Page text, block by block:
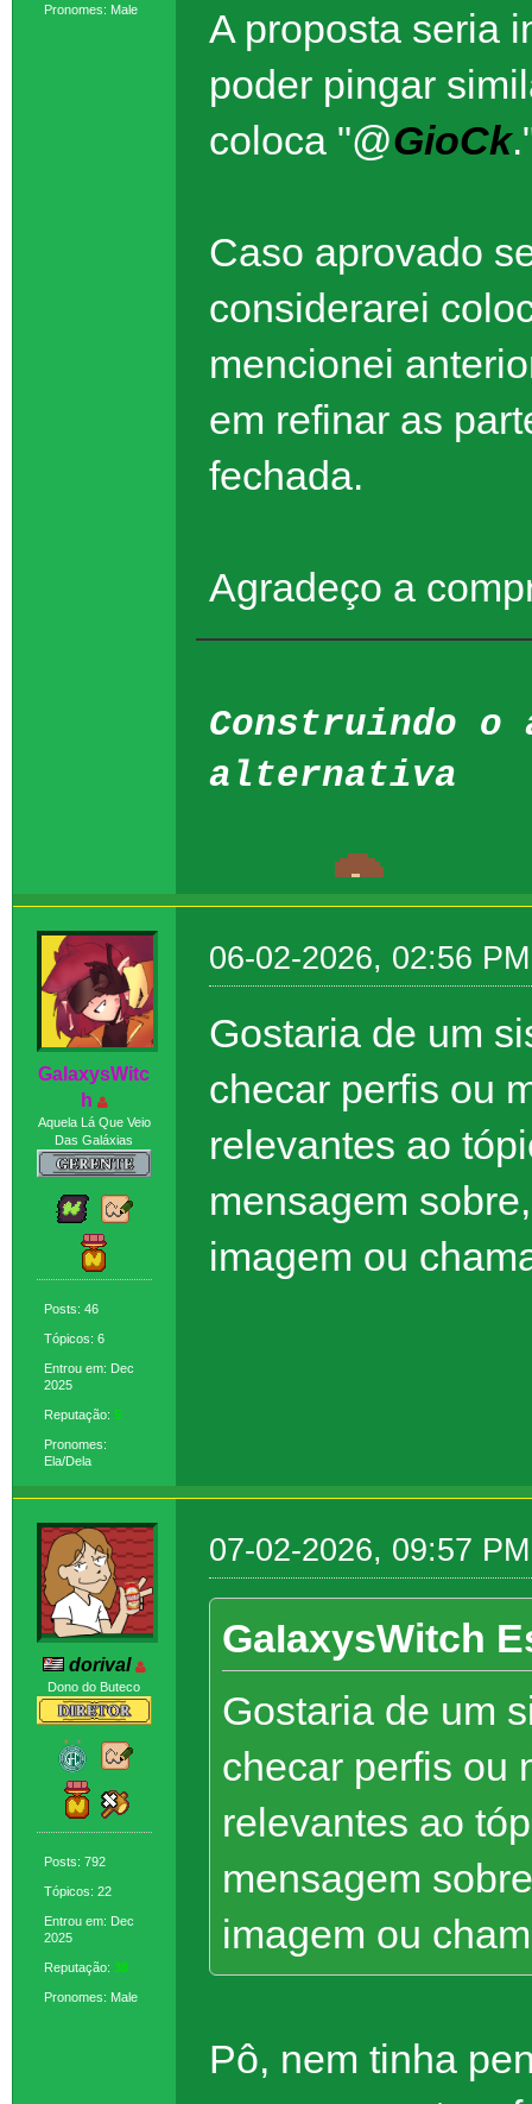
Pronomes: Male
A proposta seria
poder pingar
coloca "@GioCk
Caso aprovado
considerarei
mencionei
em refinar as
fechada.
Agradeço a
Construindo o
alternativa
GaIaxysWitc
h
Aquela Lá Que Veio
Das Galáxias
Posts: 46
Tópicos: 6
Entrou em: Dec
2025
Reputação: 5
Pronomes:
Ela/Dela
06-02-2026, 02:56 PM
Gostaria de um
checar perfis ou
relevantes ao
mensagem
imagem ou
dorival
Dono do Buteco
Posts: 792
Tópicos: 22
Entrou em: Dec
2025
Reputação: 38
Pronomes: Male
07-02-2026, 09:57 PM
GaIaxysWitch
Gostaria de um
checar perfis ou
relevantes ao
mensagem
imagem ou
Pô, nem tinha